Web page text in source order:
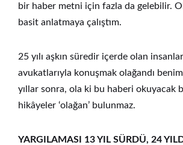
bir haber metni için fazla da gelebilir.
basit anlatmaya çalıştım.
25 yılı aşkın süredir içerde olan
avukatlarıyla konuşmak olağandı
yıllar sonra, ola ki bu haberi okuyacak
hikâyeler ‘olağan’ bulunmaz.
YARGILAMASI 13 YIL SÜRDÜ, 24